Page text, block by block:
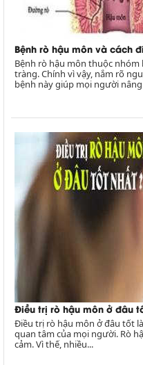
Bệnh rò hậu môn và cách
Bệnh rò hậu môn thuộc
tràng. Chính vì vậy, nắm rõ
bệnh này giúp mọi người nâng
Điều trị rò hậu môn ở đâu
Điều trị rò hậu môn ở đâu tốt
quan tâm của mọi người. Rò
cảm. Vì thế, nhiều...